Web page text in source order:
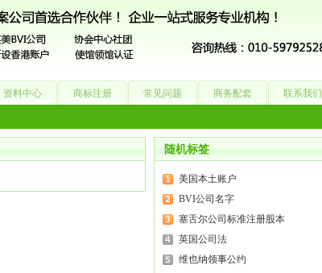
资料中心 商标注册 常见问题 商务配套 联系我们
随机标签
美国本土账户
BVI公司名字
塞舌尔公司标准注册股本
英国公司法
维也纳领事公约